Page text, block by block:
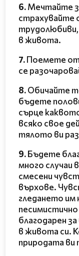
6.Мечтайте
трудолюбиви,
в живота.
7.Поемете
се
8.Обичайте
бъдете
сърце
всяко свое
тялото ви
9.Бъдете
много случаи
смесени
върхове.
гледането им
благодарен
в живота си.
природата ви